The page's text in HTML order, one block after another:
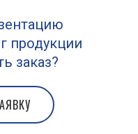
продукции
заказ?